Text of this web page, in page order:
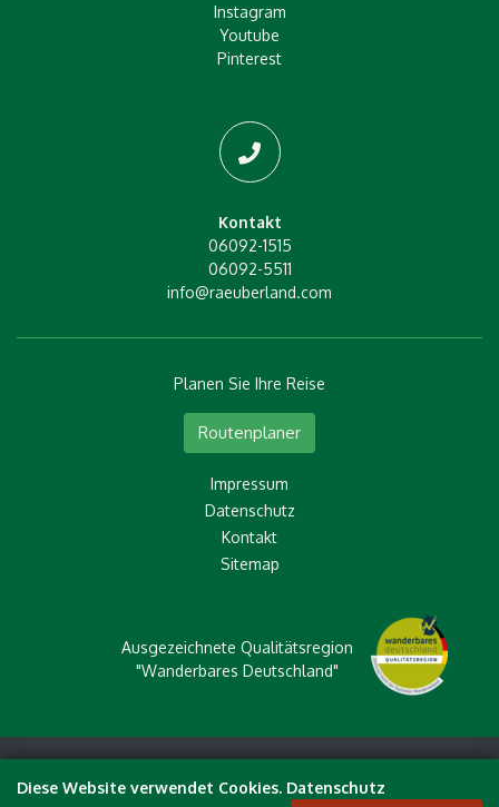
Instagram
Youtube
Pinterest
Kontakt
06092-1515
06092-5511
info@raeuberland.com
Planen Sie Ihre Reise
Routenplaner
Impressum
Datenschutz
Kontakt
Sitemap
Ausgezeichnete Qualitätsregion
"Wanderbares Deutschland"
created byEBERL ONLINE
Diese Website verwendet Cookies. Datenschutz